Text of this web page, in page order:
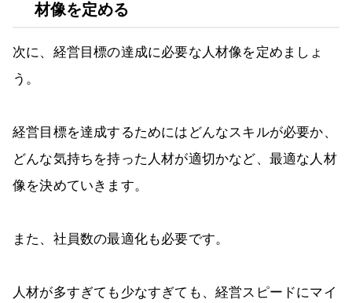
材像を定める
次に、経営目標の達成に必要な人材像を定めましょ
う。
経営目標を達成するためにはどんなスキルが必要か、
どんな気持ちを持った人材が適切かなど、最適な人材
像を決めていきます。
また、社員数の最適化も必要です。
人材が多すぎても少なすぎても、経営スピードにマイ